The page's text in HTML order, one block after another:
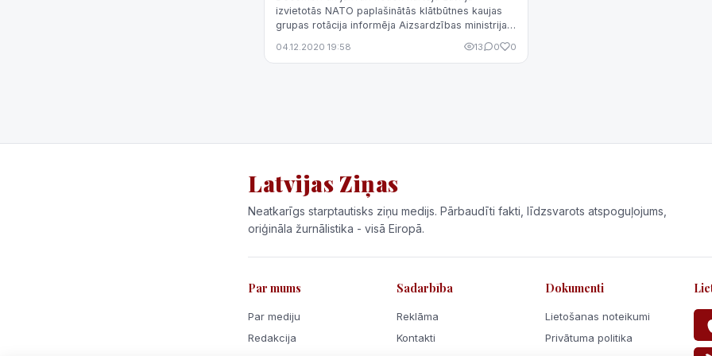
izvietotās NATO paplašinātās klātbūtnes kaujas
grupas rotācija informēja Aizsardzības ministrijas
04.12.2020 19:58 13 0 0
Latvijas Ziņas
Neatkarīgs starptautisks ziņu medijs. Pārbaudīti fakti, līdzsvarots atspoguļojums,
oriģināla žurnālistika - visā Eiropā.
Par mums
Par mediju
Redakcija
Sadarbība
Reklāma
Kontakti
Dokumenti
Lietošanas noteikumi
Privātuma politika